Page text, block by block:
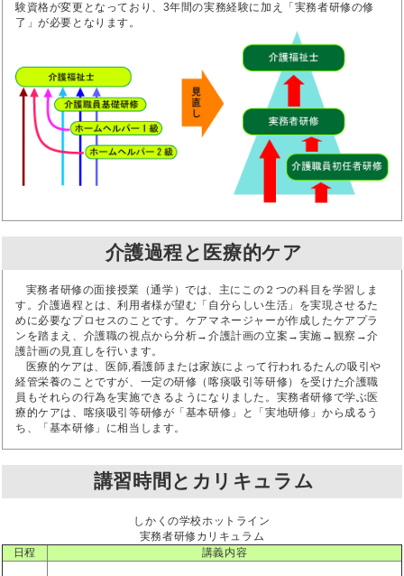
験資格が変更となっており、3年間の実務経験に加え「実務者研修の修
了」が必要となります。
介護過程と医療的ケア
実務者研修の面接授業（通学）では、主にこの２つの科目を学習しま
す。介護過程とは、利用者様が望む「自分らしい生活」を実現させるた
めに必要なプロセスのことです。ケアマネージャーが作成したケアプラ
ンを踏まえ、介護職の視点から分析→介護計画の立案→実施→観察→介
護計画の見直しを行います。
医療的ケアは、医師,看護師または家族によって行われるたんの吸引や
経管栄養のことですが、一定の研修（喀痰吸引等研修）を受けた介護職
員もそれらの行為を実施できるようになりました。実務者研修で学ぶ医
療的ケアは、喀痰吸引等研修が「基本研修」と「実地研修」から成るう
ち、「基本研修」に相当します。
講習時間とカリキュラム
しかくの学校ホットライン
実務者研修カリキュラム
日程
講義内容